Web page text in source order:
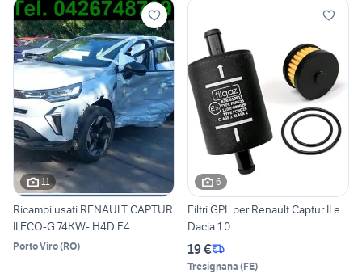
11
Ricambi usati RENAULT CAPTUR
II ECO-G 74KW- H4D F4
Porto Viro(RO)
6
Filtri GPL per Renault Captur II e
Dacia 1.0
19 €
Tresignana (FE)